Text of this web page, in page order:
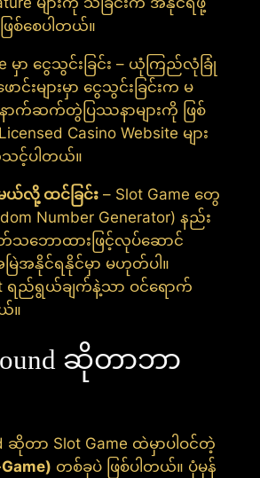
စေပါတယ်။
မှာ ငွေသွင်းခြင်း – ယုံကြည်လုံခြုံ
းများမှာ ငွေသွင်းခြင်းက မ
က်ဆက်တွဲပြဿနာများကို ဖြစ်
Casino Website များ
သင့်ပါတယ်။
ယ်လို့ ထင်ခြင်း– Slot Game တွေ
Number Generator) နည်း
သဘောထားဖြင့်လုပ်ဆောင်
နိုင်ရနိုင်မှာ မဟုတ်ပါ။
ရည်ရွယ်ချက်နဲ့သာ ဝင်ရောက်
။
ဆိုတာဘာ
ဆိုတာ Slot Game ထဲမှာပါဝင်တဲ့
တစ်ခုပဲ ဖြစ်ပါတယ်။ ပုံမှန်